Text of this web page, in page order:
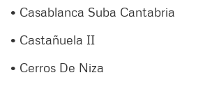
• Casablanca Suba Cantabria
• Castañuela II
• Cerros De Niza